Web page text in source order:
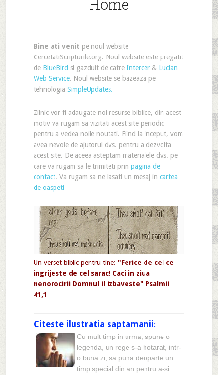
Home
Bine ati venit pe noul website
CercetatiScripturile.org. Noul website este pregatit
de BlueBird si gazduit de catre Intercer& Lucian
Web Service. Noul website se bazeaza pe
tehnologia SimpleUpdates.
Zilnic vor fi adaugate noi resurse biblice, din acest
motiv va rugam sa vizitati acest site periodic
pentru a vedea noile noutati. Fiind la inceput, vom
avea nevoie de ajutorul dvs. pentru a dezvolta
acest site. De aceea asteptam materialele dvs. pe
care va rugam sa le trimiteti prin pagina de
contact. Va rugam sa ne lasati un mesaj in cartea
de oaspeti
Un verset biblic pentru tine: "Ferice de cel ce
ingrijeste de cel sarac! Caci in ziua
nenorocirii Domnul il izbaveste" Psalmii
41,1
Citeste ilustratia saptamanii:
Cu mult timp in urma, spune o
legenda, un rege s-a hotarat, intr-
o buna zi, sa puna deoparte un
timp special din an pentru a-si